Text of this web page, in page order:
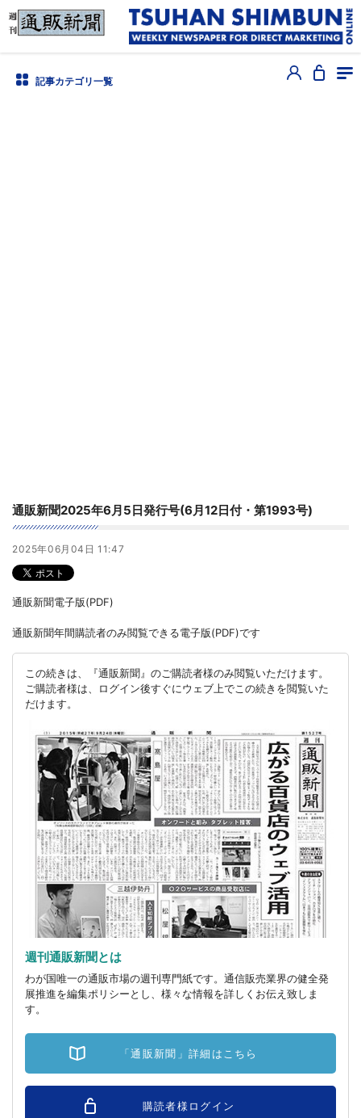
記事カテゴリ一覧
通販新聞2025年6月5日発行号(6月12日付・第1993号)
2025年06月04日 11:47
通販新聞電子版(PDF)
通販新聞年間購読者のみ閲覧できる電子版(PDF)です
この続きは、『通販新聞』のご購読者様のみ閲覧いただけます。
ご購読者様は、ログイン後すぐにウェブ上でこの続きを閲覧いた
だけます。
週刊通販新聞とは
わが国唯一の通販市場の週刊専門紙です。通信販売業界の健全発
展推進を編集ポリシーとし、様々な情報を詳しくお伝え致しま
す。
「通販新聞」詳細はこちら
購読者様ログイン